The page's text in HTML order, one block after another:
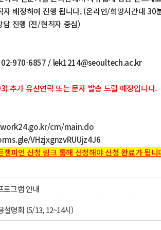
배정하여 진행 됩니다. (온라인/희망시간대 30
진행 (전/현직자 중심)
02-970-6857 / lek1214@seoultech.ac.kr
추가 유선연락 또는 문자 발송 드릴 예정입니다.
cm/main.do
VHzjxgnzvRUUjz4J6
피언 신청 링크 통해 신청해야 신청 완료가 됩니
로그램 안내
설명회 (5/13, 12~14시)